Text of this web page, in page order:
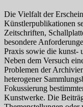
Die Vielfalt der
Künstlerpublikationen
Zeitschriften,
besondere
Praxis sowie die kunst-
Neben dem Versuch
Problemen der
heterogener
Fokussierung
Kunstwerke. Die